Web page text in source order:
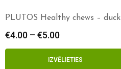
PLUTOS Healthy chews – duck
€4.00 – €5.00
IZVĒLIETIES